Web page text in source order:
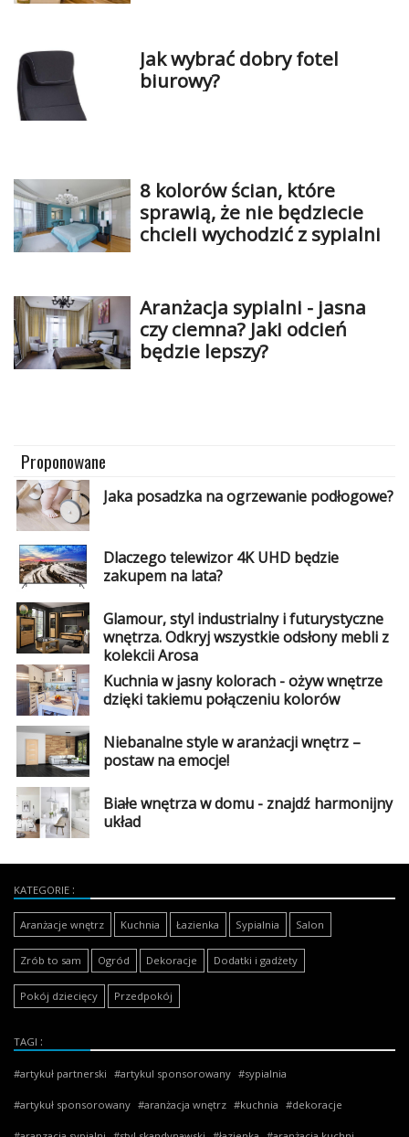
Jak wybrać dobry fotel
biurowy?
8 kolorów ścian, które
sprawią, że nie będziecie
chcieli wychodzić z sypialni
Aranżacja sypialni - jasna
czy ciemna? Jaki odcień
będzie lepszy?
Proponowane
Jaka posadzka na ogrzewanie podłogowe?
Dlaczego telewizor 4K UHD będzie
zakupem na lata?
Glamour, styl industrialny i futurystyczne
wnętrza. Odkryj wszystkie odsłony mebli z
kolekcji Arosa
Kuchnia w jasny kolorach - ożyw wnętrze
dzięki takiemu połączeniu kolorów
Niebanalne style w aranżacji wnętrz –
postaw na emocje!
Białe wnętrza w domu - znajdź harmonijny
układ
KATEGORIE
Aranżacje wnętrz Kuchnia Łazienka Sypialnia Salon
Zrób to sam Ogród Dekoracje Dodatki i gadżety
Pokój dziecięcy Przedpokój
TAGI
artykuł partnerski artykul sponsorowany sypialnia
artykuł sponsorowany aranżacja wnętrz kuchnia dekoracje